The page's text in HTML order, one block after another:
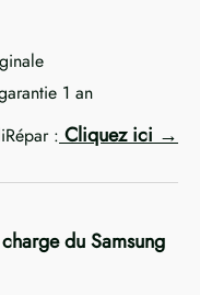
1 an
: Cliquez ici
du Samsung